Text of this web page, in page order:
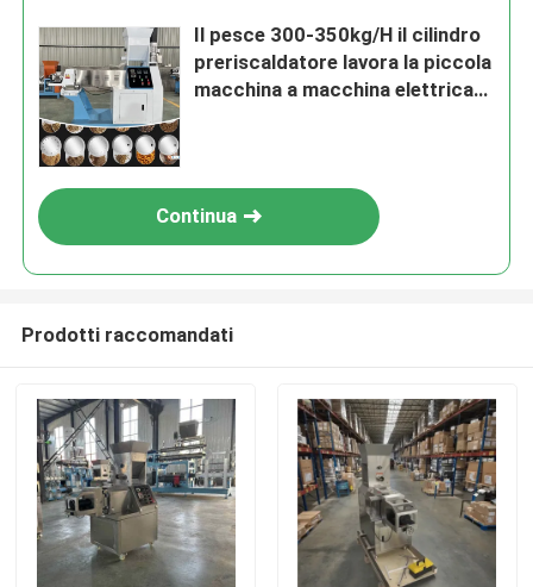
Il pesce 300-350kg/H il cilindro
preriscaldatore lavora la piccola
macchina a macchina elettrica
Continua
Prodotti raccomandati